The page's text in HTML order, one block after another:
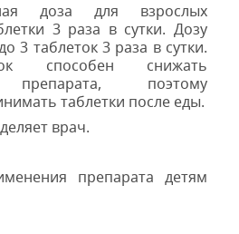
доза для взрослых
3 раза в сутки. Дозу
3 таблеток 3 раза в сутки.
способен снижать
препарата, поэтому
таблетки после еды.
врач.
препарата детям